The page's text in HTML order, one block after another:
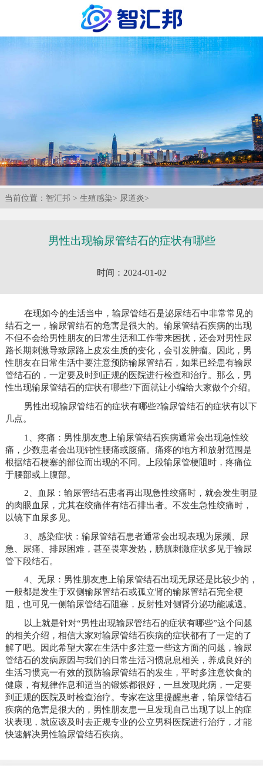
当前位置： 智汇邦 > 生殖感染> 尿道炎>
男性出现输尿管结石的症状有哪些
时间：2024-01-02
在现如今的生活当中，输尿管结石是泌尿结石中非常常见的
结石之一，输尿管结石的危害是很大的。输尿管结石疾病的出现
不但不会给男性朋友的日常生活和工作带来困扰，还会对男性尿
路长期刺激导致尿路上皮发生质的变化，会引发肿瘤。因此，男
性朋友在日常生活中要注意预防输尿管结石，如果已经患有输尿
管结石的，一定要及时到正规的医院进行检查和治疗。那么，男
性出现输尿管结石的症状有哪些?下面就让小编给大家做个介绍。
男性出现输尿管结石的症状有哪些?输尿管结石的症状有以下
几点。
1、疼痛：男性朋友患上输尿管结石疾病通常会出现急性绞
痛，少数患者会出现钝性腰痛或腹痛。痛疼的地方和放射范围是
根据结石梗塞的部位而出现的不同。上段输尿管梗阻时，疼痛位
于腰部或上腹部。
2、血尿：输尿管结石患者再出现急性绞痛时，就会发生明显
的肉眼血尿，尤其在绞痛伴有结石排出者。不发生急性绞痛时，
以镜下血尿多见。
3、感染症状：输尿管结石患者通常会出现表现为尿频、尿
急、尿痛、排尿困难，甚至畏寒发热，膀胱刺激症状多见于输尿
管下段结石。
4、无尿：男性朋友患上输尿管结石出现无尿还是比较少的，
一般都是发生于双侧输尿管结石或孤立肾的输尿管结石完全梗
阻，也可见一侧输尿管结石阻塞，反射性对侧肾分泌功能减退。
以上就是针对“男性出现输尿管结石的症状有哪些”这个问题
的相关介绍，相信大家对输尿管结石疾病的症状都有了一定的了
解了吧。因此希望大家在生活中多注意一些这方面的问题，输尿
管结石的发病原因与我们的日常生活习惯息息相关，养成良好的
生活习惯克一有效的预防输尿管结石的发生，平时多注意饮食的
健康，有规律作息和适当的锻炼都很好，一旦发现此病，一定要
到正规的医院及时检查治疗。专家在这里提醒患者，输尿管结石
疾病的危害是很大的，男性朋友患一旦发现自己出现了以上的症
状表现，就应该及时去正规专业的公立男科医院进行治疗，才能
快速解决男性输尿管结石疾病。